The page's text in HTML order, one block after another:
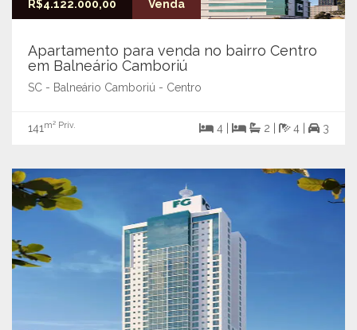
R$4.122.000,00 Venda
Apartamento para venda no bairro Centro
em Balneário Camboriú
SC - Balneário Camboriú - Centro
141 m² Priv. 4 | 2 | 4 | 3